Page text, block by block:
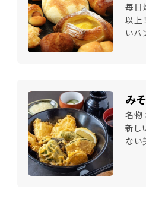
毎日
以上
いパ
み
名物
新し
ない